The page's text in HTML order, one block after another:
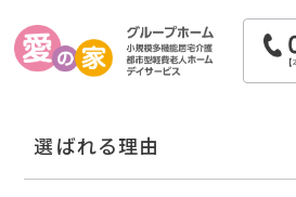
選ばれる理由